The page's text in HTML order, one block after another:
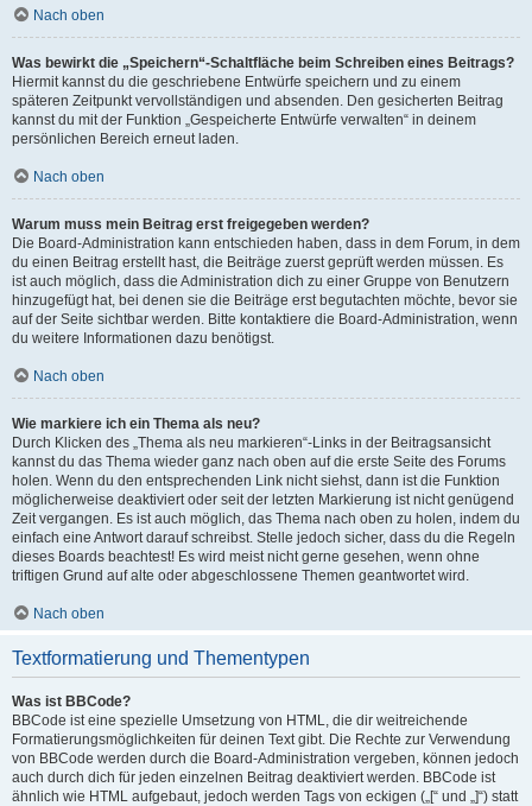
Nach oben
Was bewirkt die „Speichern“-Schaltfläche beim Schreiben eines Beitrags?
Hiermit kannst du die geschriebene Entwürfe speichern und zu einem
späteren Zeitpunkt vervollständigen und absenden. Den gesicherten Beitrag
kannst du mit der Funktion „Gespeicherte Entwürfe verwalten“ in deinem
persönlichen Bereich erneut laden.
Nach oben
Warum muss mein Beitrag erst freigegeben werden?
Die Board-Administration kann entschieden haben, dass in dem Forum, in dem
du einen Beitrag erstellt hast, die Beiträge zuerst geprüft werden müssen. Es
ist auch möglich, dass die Administration dich zu einer Gruppe von Benutzern
hinzugefügt hat, bei denen sie die Beiträge erst begutachten möchte, bevor sie
auf der Seite sichtbar werden. Bitte kontaktiere die Board-Administration, wenn
du weitere Informationen dazu benötigst.
Nach oben
Wie markiere ich ein Thema als neu?
Durch Klicken des „Thema als neu markieren“-Links in der Beitragsansicht
kannst du das Thema wieder ganz nach oben auf die erste Seite des Forums
holen. Wenn du den entsprechenden Link nicht siehst, dann ist die Funktion
möglicherweise deaktiviert oder seit der letzten Markierung ist nicht genügend
Zeit vergangen. Es ist auch möglich, das Thema nach oben zu holen, indem du
einfach eine Antwort darauf schreibst. Stelle jedoch sicher, dass du die Regeln
dieses Boards beachtest! Es wird meist nicht gerne gesehen, wenn ohne
triftigen Grund auf alte oder abgeschlossene Themen geantwortet wird.
Nach oben
Textformatierung und Thementypen
Was ist BBCode?
BBCode ist eine spezielle Umsetzung von HTML, die dir weitreichende
Formatierungsmöglichkeiten für deinen Text gibt. Die Rechte zur Verwendung
von BBCode werden durch die Board-Administration vergeben, können jedoch
auch durch dich für jeden einzelnen Beitrag deaktiviert werden. BBCode ist
ähnlich wie HTML aufgebaut, jedoch werden Tags von eckigen („[“ und „]“) statt